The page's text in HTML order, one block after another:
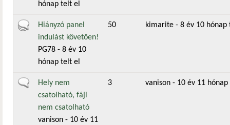
hónap telt el
Aktív témaHiányzó panel
indulást követően!
PG78 - 8 év 10
hónap telt el
50 kimarite - 8 év 10 hónap
Általános téma
Hely nem
csatolható, fájl
nem csatolható
vanison - 10 év 11
3 vanison - 10 év 11